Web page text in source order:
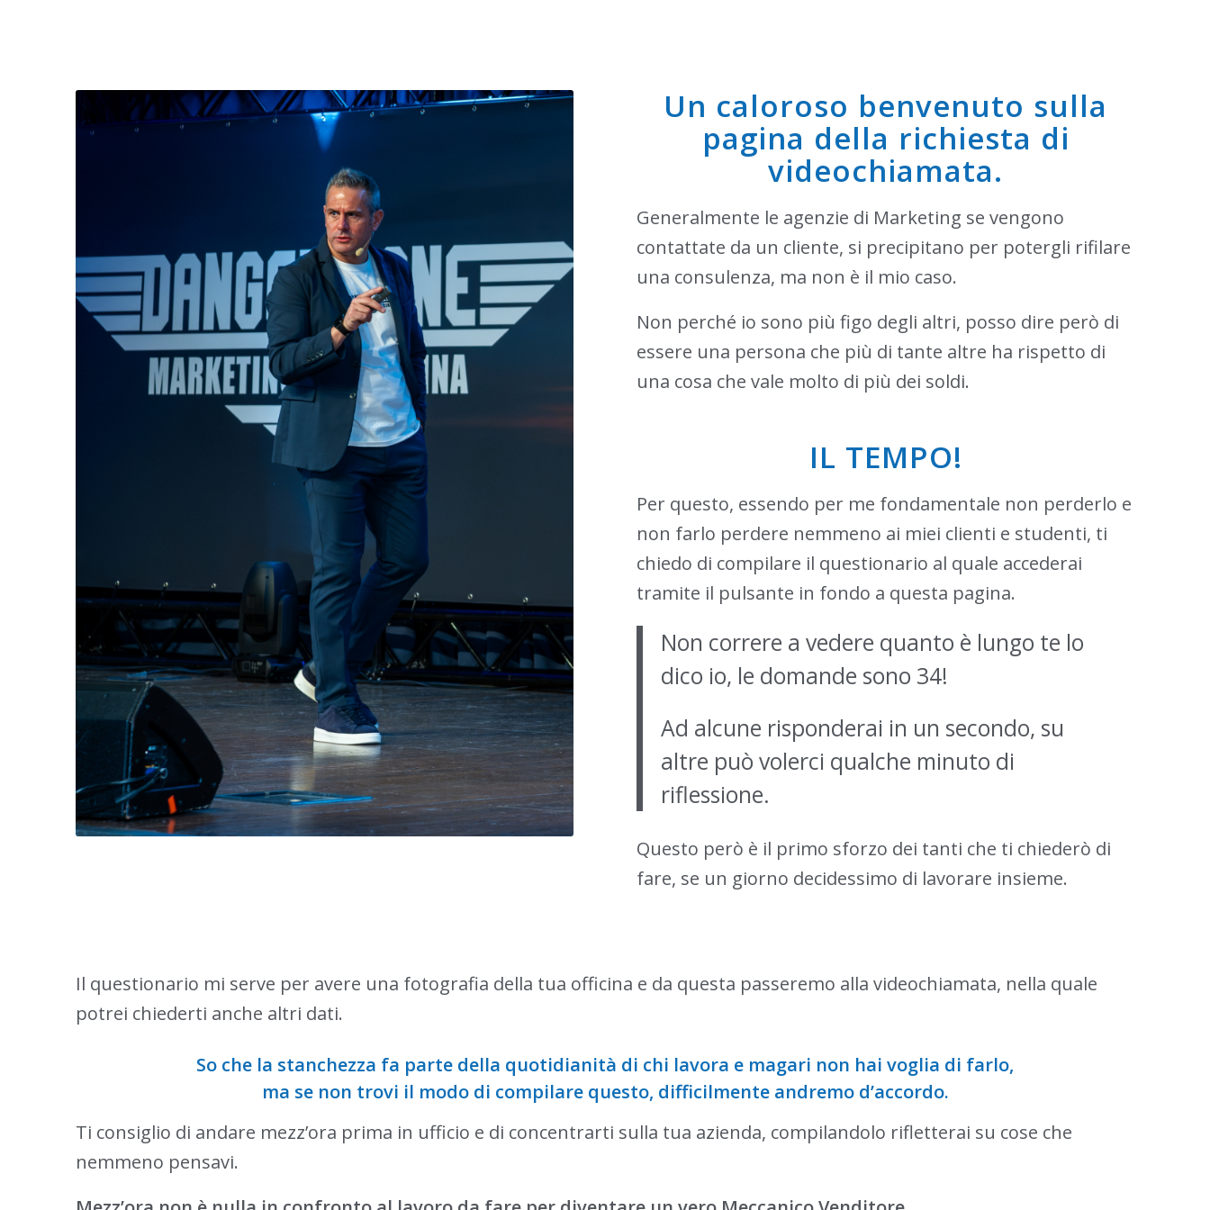
Un caloroso benvenuto sulla
pagina della richiesta di
videochiamata.
Generalmente le agenzie di Marketing se vengono
contattate da un cliente, si precipitano per potergli rifilare
una consulenza, ma non è il mio caso.
Non perché io sono più figo degli altri, posso dire però di
essere una persona che più di tante altre ha rispetto di
una cosa che vale molto di più dei soldi.
IL TEMPO!
Per questo, essendo per me fondamentale non perderlo e
non farlo perdere nemmeno ai miei clienti e studenti, ti
chiedo di compilare il questionario al quale accederai
tramite il pulsante in fondo a questa pagina.
Non correre a vedere quanto è lungo te lo
dico io, le domande sono 34!
Ad alcune risponderai in un secondo, su
altre può volerci qualche minuto di
riflessione.
Questo però è il primo sforzo dei tanti che ti chiederò di
fare, se un giorno decidessimo di lavorare insieme.
Il questionario mi serve per avere una fotografia della tua officina e da questa passeremo alla videochiamata, nella quale
potrei chiederti anche altri dati.
So che la stanchezza fa parte della quotidianità di chi lavora e magari non hai voglia di farlo,
ma se non trovi il modo di compilare questo, difficilmente andremo d’accordo.
Ti consiglio di andare mezz’ora prima in ufficio e di concentrarti sulla tua azienda, compilandolo rifletterai su cose che
nemmeno pensavi.